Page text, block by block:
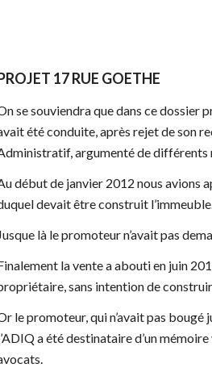
17 RUE GOETHE
se souviendra que dans ce dossier
été conduite, après rejet de son
argumenté de différents
début de janvier 2012 nous avions
devait être construit
là le promoteur n’avait pas
la vente a abouti en juin
sans intention de
le promoteur, qui n’avait pas bougé
a été destinataire d’un